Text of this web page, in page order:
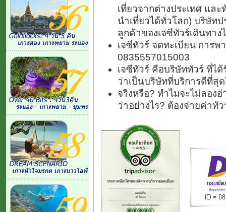
เที่ยวจากต่างประเทศ แล
นำเที่ยวได้ทั่วโลก) บริษัท
ลูกค้าของเจซีทัวร์เดินทาง
เจซีทัวร์ จดทะเบียน การ
0835557015003
เจซีทัวร์ คือบริษัททัวร์ ที่ไ
ว่าเป็นบริษัทที่บริการดีที่สุ
จริงหรือ? ทำไมจะไม่ลอง
ว่าอย่างไร? ต้องจ่ายค่าทั